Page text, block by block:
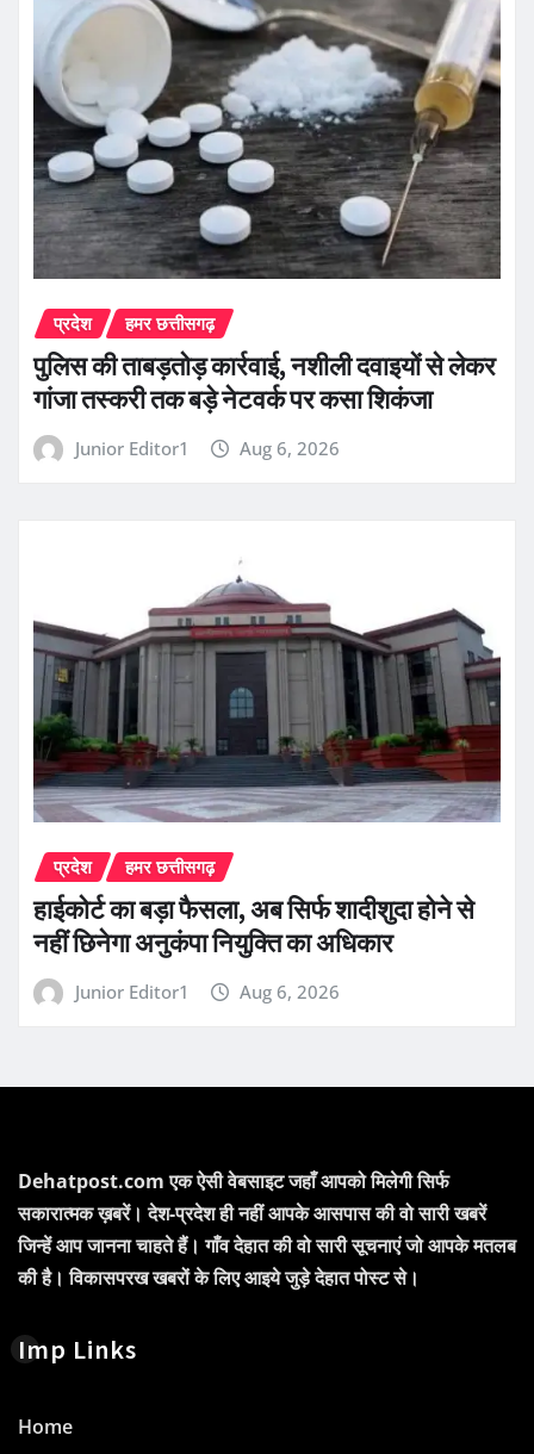
प्रदेश हमर छत्तीसगढ़
पुलिस की ताबड़तोड़ कार्रवाई, नशीली दवाइयों से लेकर
गांजा तस्करी तक बड़े नेटवर्क पर कसा शिकंजा
Junior Editor1 Aug 6, 2026
प्रदेश हमर छत्तीसगढ़
हाईकोर्ट का बड़ा फैसला, अब सिर्फ शादीशुदा होने से
नहीं छिनेगा अनुकंपा नियुक्ति का अधिकार
Junior Editor1 Aug 6, 2026
Dehatpost.com एक ऐसी वेबसाइट जहाँ आपको मिलेगी सिर्फ
सकारात्मक ख़बरें। देश-प्रदेश ही नहीं आपके आसपास की वो सारी खबरें
जिन्हें आप जानना चाहते हैं। गाँव देहात की वो सारी सूचनाएं जो आपके मतलब
की है। विकासपरख खबरों के लिए आइये जुड़े देहात पोस्ट से।
Imp Links
Home